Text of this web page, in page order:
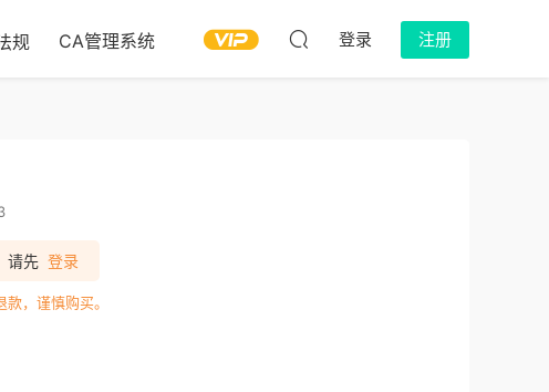
规 CA管理系统 登录 注册
请先 登录
，谨慎购买。